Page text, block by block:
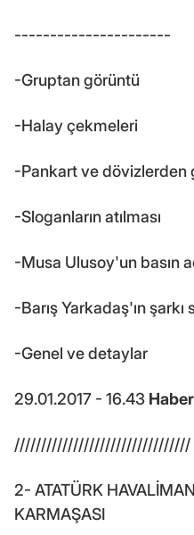
----------------------
-Gruptan görüntü
-Halay çekmeleri
-Pankart ve dövizlerden
-Sloganların atılması
-Musa Ulusoy'un basın
-Barış Yarkadaş'ın şarkı
-Genel ve detaylar
29.01.2017 - 16.43 Haber
/////////////////////////////////
2- ATATÜRK
KARMAŞASI